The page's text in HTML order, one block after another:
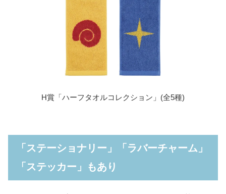
H賞「ハーフタオルコレクション」(全5種)
「ステーショナリー」「ラバーチャーム」
「ステッカー」もあり